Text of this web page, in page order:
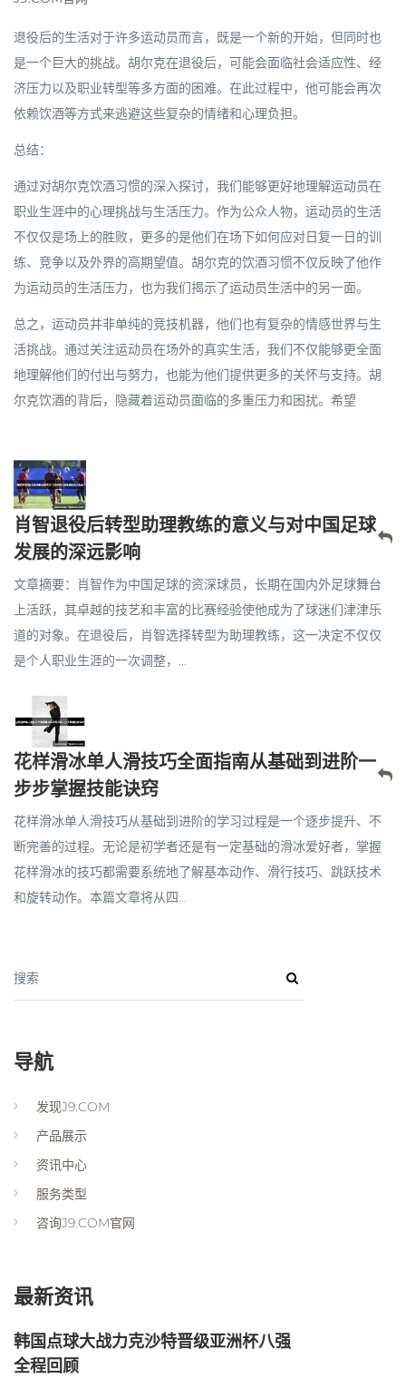
退役后的生活对于许多运动员而言，既是一个新的开始，但同时也
是一个巨大的挑战。胡尔克在退役后，可能会面临社会适应性、经
济压力以及职业转型等多方面的困难。在此过程中，他可能会再次
依赖饮酒等方式来逃避这些复杂的情绪和心理负担。
总结：
通过对胡尔克饮酒习惯的深入探讨，我们能够更好地理解运动员在
职业生涯中的心理挑战与生活压力。作为公众人物，运动员的生活
不仅仅是场上的胜败，更多的是他们在场下如何应对日复一日的训
练、竞争以及外界的高期望值。胡尔克的饮酒习惯不仅反映了他作
为运动员的生活压力，也为我们揭示了运动员生活中的另一面。
总之，运动员并非单纯的竞技机器，他们也有复杂的情感世界与生
活挑战。通过关注运动员在场外的真实生活，我们不仅能够更全面
地理解他们的付出与努力，也能为他们提供更多的关怀与支持。胡
尔克饮酒的背后，隐藏着运动员面临的多重压力和困扰。希望
肖智退役后转型助理教练的意义与对中国足球
发展的深远影响
文章摘要：肖智作为中国足球的资深球员，长期在国内外足球舞台
上活跃，其卓越的技艺和丰富的比赛经验使他成为了球迷们津津乐
道的对象。在退役后，肖智选择转型为助理教练，这一决定不仅仅
是个人职业生涯的一次调整，...
花样滑冰单人滑技巧全面指南从基础到进阶一
步步掌握技能诀窍
花样滑冰单人滑技巧从基础到进阶的学习过程是一个逐步提升、不
断完善的过程。无论是初学者还是有一定基础的滑冰爱好者，掌握
花样滑冰的技巧都需要系统地了解基本动作、滑行技巧、跳跃技术
和旋转动作。本篇文章将从四...
搜索
导航
发现J9.COM
产品展示
资讯中心
服务类型
咨询J9.COM官网
最新资讯
韩国点球大战力克沙特晋级亚洲杯八强
全程回顾